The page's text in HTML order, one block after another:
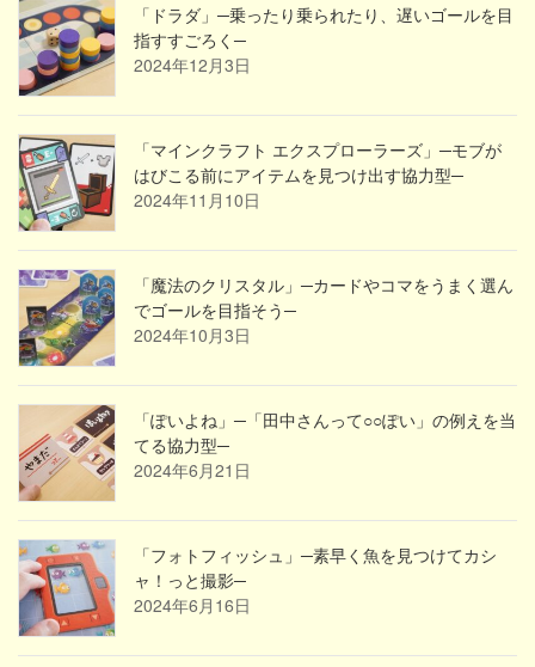
「ドラダ」─乗ったり乗られたり、遅いゴールを目
指すすごろく─
2024年12月3日
「マインクラフト エクスプローラーズ」─モブが
はびこる前にアイテムを見つけ出す協力型─
2024年11月10日
「魔法のクリスタル」─カードやコマをうまく選ん
でゴールを目指そう─
2024年10月3日
「ぽいよね」─「田中さんって○○ぽい」の例えを当
てる協力型─
2024年6月21日
「フォトフィッシュ」─素早く魚を見つけてカシ
ャ！っと撮影─
2024年6月16日